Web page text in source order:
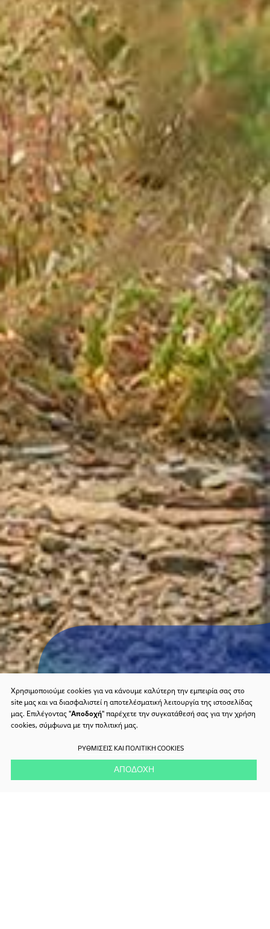
Χρησιμοποιούμε cookies για να κάνουμε καλύτερη την εμπειρία σας στο
site μας και να διασφαλιστεί η αποτελέσματική λειτουργία της ιστοσελίδας
μας. Επιλέγοντας "Αποδοχή" παρέχετε την συγκατάθεσή σας για την χρήση
cookies, σύμφωνα με την πολιτική μας.
ΡΥΘΜΙΣΕΙΣ ΚΑΙ ΠΟΛΙΤΙΚΗ COOKIES
ΑΠΟΔΟΧΗ